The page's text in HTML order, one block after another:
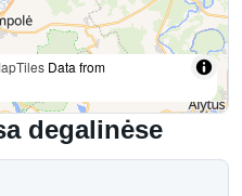
degalinėse
Data from